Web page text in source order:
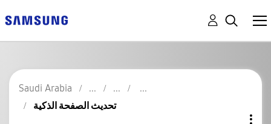
Saudi Arabia
تحديث الصفحة الذكية